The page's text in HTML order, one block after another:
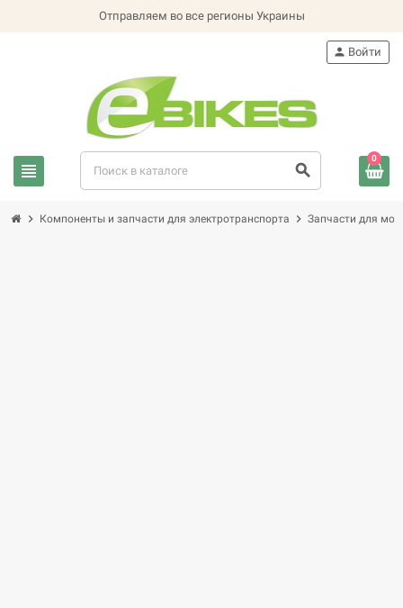
Отправляем во все регионы Украины
view_headline search
person Войти
0
chevron_right Компоненты и запчасти для электротранспорта chevron_right Запчасти для